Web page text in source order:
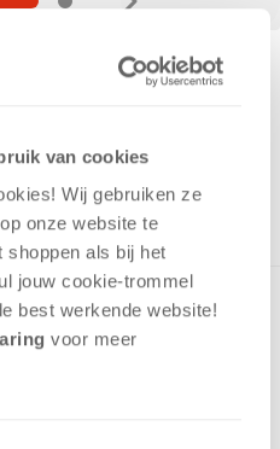
van cookies
Wij gebruiken ze
onze website te
shoppen als bij het
jouw cookie-trommel
best werkende website​!
voor meer
van een kunstwerk van Gail
om de speciale
die echt geluk brengen.